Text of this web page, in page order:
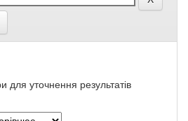
для уточнення результатів